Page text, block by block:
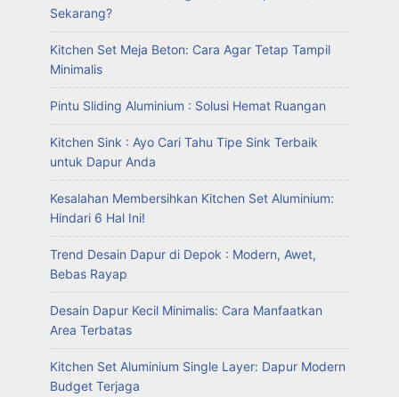
Sekarang?
Kitchen Set Meja Beton: Cara Agar Tetap Tampil
Minimalis
Pintu Sliding Aluminium : Solusi Hemat Ruangan
Kitchen Sink : Ayo Cari Tahu Tipe Sink Terbaik
untuk Dapur Anda
Kesalahan Membersihkan Kitchen Set Aluminium:
Hindari 6 Hal Ini!
Trend Desain Dapur di Depok : Modern, Awet,
Bebas Rayap
Desain Dapur Kecil Minimalis: Cara Manfaatkan
Area Terbatas
Kitchen Set Aluminium Single Layer: Dapur Modern
Budget Terjaga